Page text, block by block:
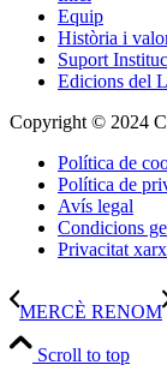
Equip
Història i
Suport
Edicions del
Copyright © 2024
Política de
Política de
Avís legal
Condicions
Privacitat
MERCÈ RENOM
Scroll to top